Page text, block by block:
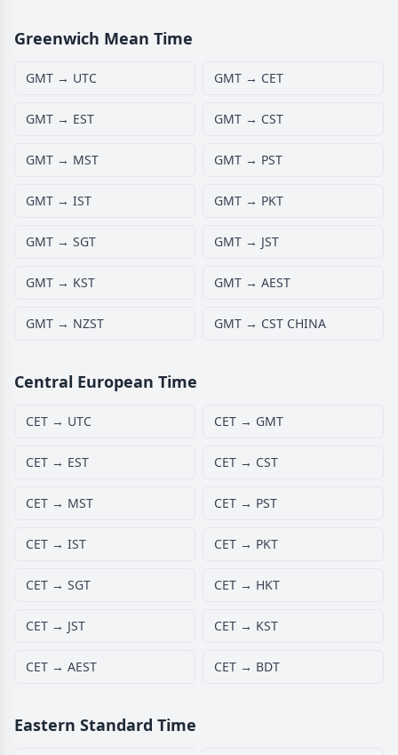
Greenwich Mean Time
GMT → UTC GMT → CET
GMT → EST GMT → CST
GMT → MST GMT → PST
GMT → IST GMT → PKT
GMT → SGT GMT → JST
GMT → KST GMT → AEST
GMT → NZST GMT → CST CHINA
Central European Time
CET → UTC CET → GMT
CET → EST CET → CST
CET → MST CET → PST
CET → IST CET → PKT
CET → SGT CET → HKT
CET → JST CET → KST
CET → AEST CET → BDT
Eastern Standard Time